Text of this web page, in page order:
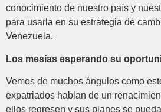
conocimiento de nuestro país y
para usarla en su estrategia de
Venezuela.
Los mesías esperando su
Vemos de muchos ángulos como
expatriados hablan de un
ellos regresen y sus planes se